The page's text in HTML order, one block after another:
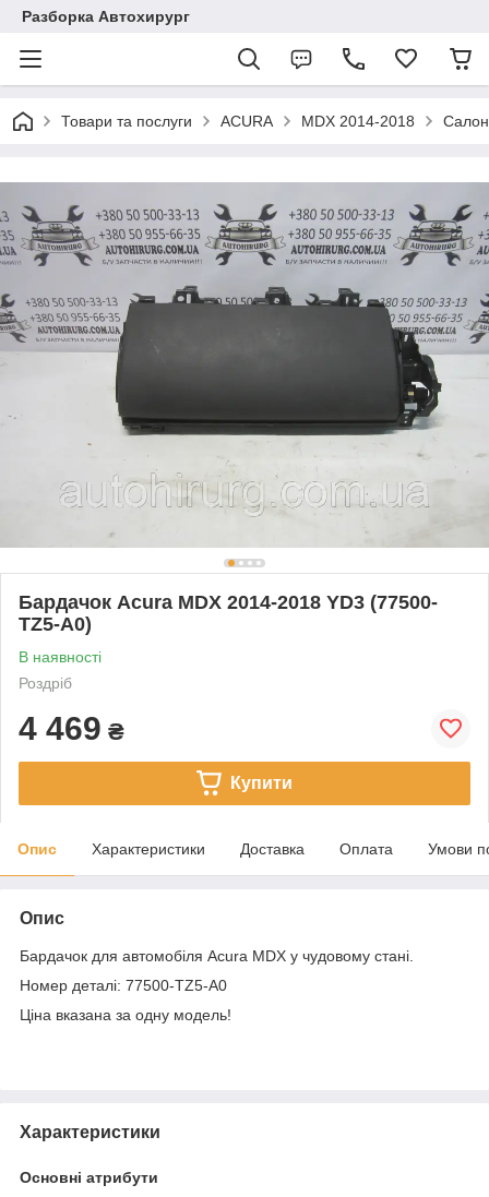
Разборка Автохирург
Товари та послуги ACURA MDX 2014-2018
Бардачок Acura MDX 2014-2018 YD3 (77500-
TZ5-A0)
В наявності
Роздріб
4 469 ₴
Купити
Опис Характеристики Доставка Оплата Умови
Опис
Бардачок для автомобіля Acura MDX у чудовому стані.
Номер деталі: 77500-TZ5-A0
Ціна вказана за одну модель!
Характеристики
Основні атрибути